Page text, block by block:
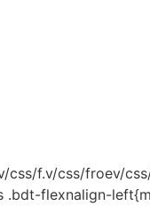
f.v/css/froev/
flexnalign-